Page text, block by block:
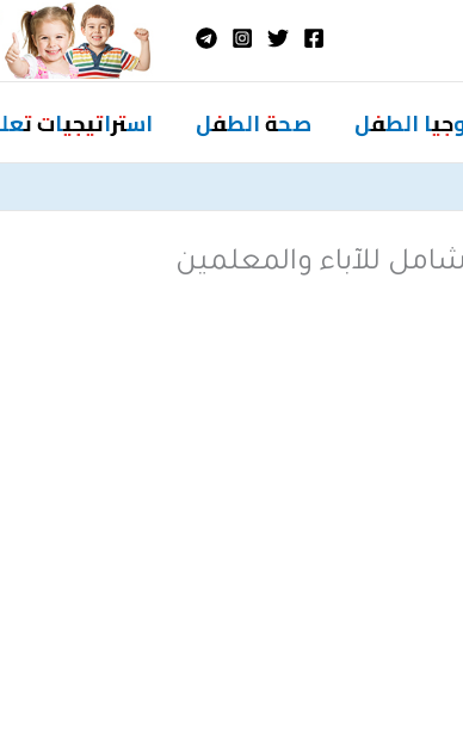
الطفل صحة الطفل استراتيجيات
للآباء والمعلمين